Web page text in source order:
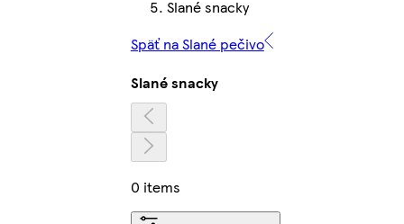
Slané snacky
Späť na Slané pečivo
Slané snacky
0 items